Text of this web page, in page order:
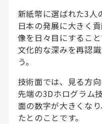
新紙幣に選ばれた3人
日本の発展に大きく
像を日々目にするこ
文化的な深みを再認
う。
技術面では、見る方
先端の3Dホログラム
面の数字が大きくな
たとのことです。